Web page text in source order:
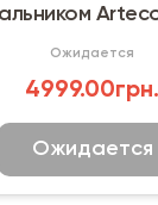
Ожидается
4999.00грн.
Ожидается